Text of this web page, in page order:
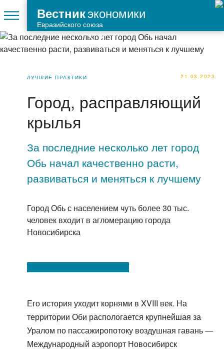
Вестникэкономики
Евразийского союза
ЛУЧШИЕ ПРАКТИКИ 21.03.2023
Город, расправляющий
крылья
За последние несколько лет город
Обь начал качественно расти,
развиваться и меняться к лучшему
Город Обь с населением чуть более 30 тыс.
человек входит в агломерацию города
Новосибирска
Его история уходит корнями в XVIII век. На
территории Оби распологается крупнейшая за
Уралом по пассажиропотоку воздушная гавань —
Международный аэропорт Новосибирск